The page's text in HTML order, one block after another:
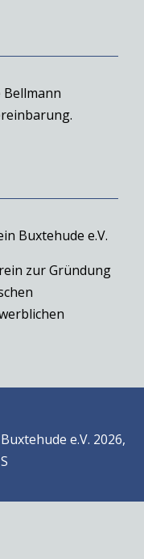
Bellmann
Buxtehude e.V.
zur Gründung
e.V. 2026,